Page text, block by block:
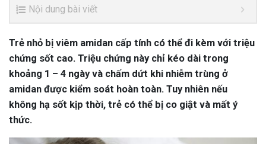
Nội dung bài viết
Trẻ nhỏ bị viêm amidan cấp tính có thể đi kèm với triệu
chứng sốt cao. Triệu chứng này chỉ kéo dài trong
khoảng 1 – 4 ngày và chấm dứt khi nhiễm trùng ở
amidan được kiểm soát hoàn toàn. Tuy nhiên nếu
không hạ sốt kịp thời, trẻ có thể bị co giật và mất ý
thức.